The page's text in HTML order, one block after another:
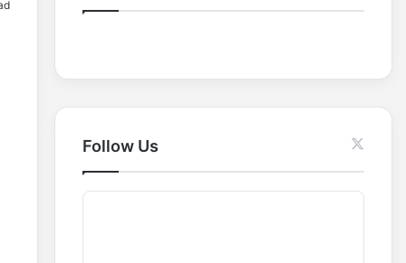
o
Follow Us